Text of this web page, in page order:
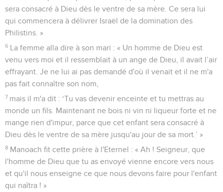
sera consacré à Dieu dès le ventre de sa mère. Ce sera lui
qui commencera à délivrer Israël de la domination des
Philistins. »
6 La femme alla dire à son mari : « Un homme de Dieu est
venu vers moi et il ressemblait à un ange de Dieu, il avait l’air
effrayant. Je ne lui ai pas demandé d'où il venait et il ne m'a
pas fait connaître son nom,
7 mais il m'a dit : ‘Tu vas devenir enceinte et tu mettras au
monde un fils. Maintenant ne bois ni vin ni liqueur forte et ne
mange rien d'impur, parce que cet enfant sera consacré à
Dieu dès le ventre de sa mère jusqu'au jour de sa mort.’ »
8 Manoach fit cette prière à l'Eternel : « Ah ! Seigneur, que
l'homme de Dieu que tu as envoyé vienne encore vers nous
et qu'il nous enseigne ce que nous devons faire pour l'enfant
qui naîtra ! »